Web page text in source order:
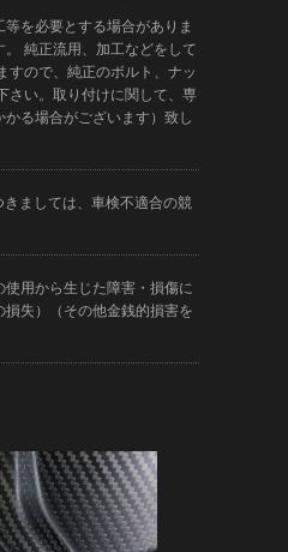
を必要とする場合がありま
純正流用、加工などをして
すので、純正のボルト、ナッ
さい。取り付けに関して、専
る場合がございます）致し
ましては、車検不適合の競
用から生じた障害・損傷に
失）（その他金銭的損害を